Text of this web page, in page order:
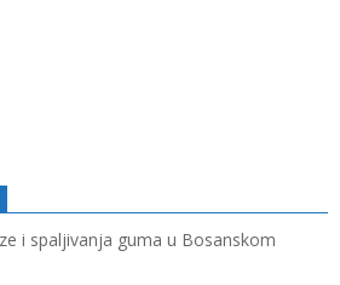
i spaljivanja guma u Bosanskom